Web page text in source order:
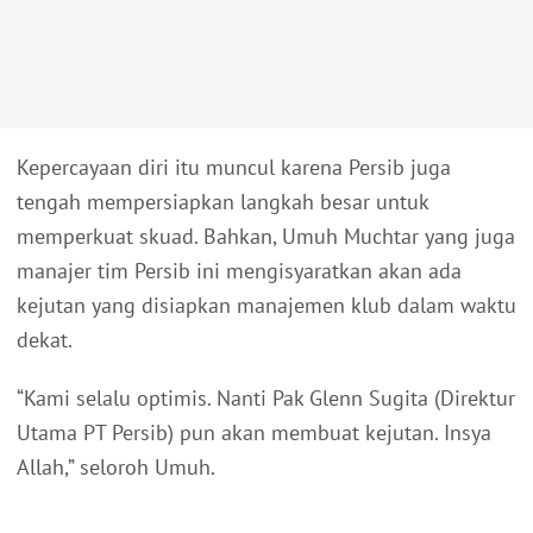
Kepercayaan diri itu muncul karena Persib juga
tengah mempersiapkan langkah besar untuk
memperkuat skuad. Bahkan, Umuh Muchtar yang juga
manajer tim Persib ini mengisyaratkan akan ada
kejutan yang disiapkan manajemen klub dalam waktu
dekat.
“Kami selalu optimis. Nanti Pak Glenn Sugita (Direktur
Utama PT Persib) pun akan membuat kejutan. Insya
Allah,” seloroh Umuh.